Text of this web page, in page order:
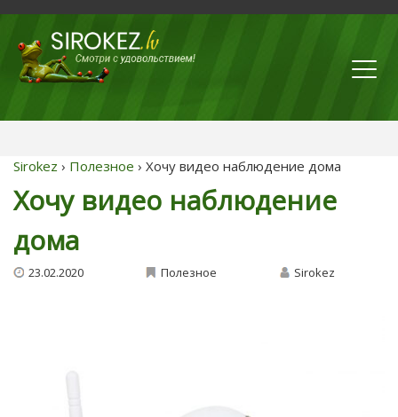
Sirokez › Полезное › Хочу видео наблюдение дома
Хочу видео наблюдение
дома
23.02.2020 Полезное Sirokez